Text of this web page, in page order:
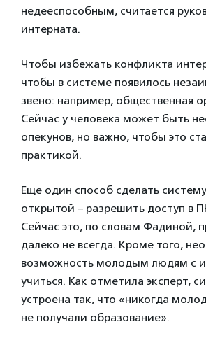
недееспособным, считается
интерната.
Чтобы избежать конфликта
чтобы в системе появилось
звено: например, общественная
Сейчас у человека может быть
опекунов, но важно, чтобы это
практикой.
Еще один способ сделать
открытой – разрешить доступ в
Сейчас это, по словам Фадиной,
далеко не всегда. Кроме того,
возможность молодым людям с
учиться. Как отметила эксперт,
устроена так, что «никогда
не получали образование».